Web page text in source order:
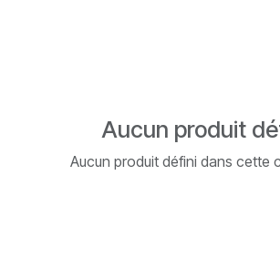
Aucun produit
Aucun produit défini dans cette